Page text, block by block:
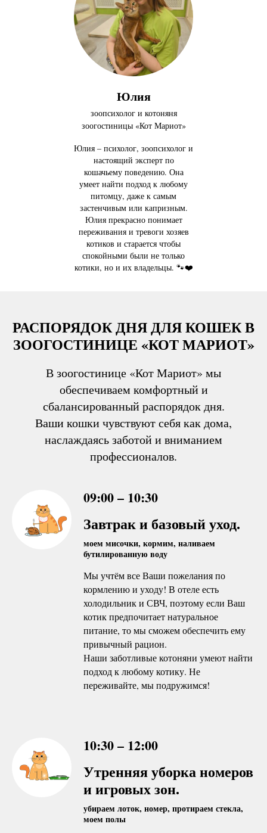
Юлия
зоопсихолог и котоняня
зоогостиницы «Кот Мариот»
Юлия – психолог, зоопсихолог и
настоящий эксперт по
кошачьему поведению. Она
умеет найти подход к любому
питомцу, даже к самым
застенчивым или капризным.
Юлия прекрасно понимает
переживания и тревоги хозяев
котиков и старается чтобы
спокойными были не только
котики, но и их владельцы. 🐾❤️
РАСПОРЯДОК ДНЯ ДЛЯ КОШЕК В
ЗООГОСТИНИЦЕ «КОТ МАРИОТ»
В зоогостинице «Кот Мариот» мы
обеспечиваем комфортный и
сбалансированный распорядок дня.
Ваши кошки чувствуют себя как дома,
наслаждаясь заботой и вниманием
профессионалов.
09:00 – 10:30
Завтрак и базовый уход.
моем мисочки, кормим, наливаем
бутилированную воду
Мы учтём все Ваши пожелания по
кормлению и уходу! В отеле есть
холодильник и СВЧ, поэтому если Ваш
котик предпочитает натуральное
питание, то мы сможем обеспечить ему
привычный рацион.
Наши заботливые котоняни умеют найти
подход к любому котику. Не
переживайте, мы подружимся!
10:30 – 12:00
Утренняя уборка номеров
и игровых зон.
убираем лоток, номер, протираем стекла,
моем полы